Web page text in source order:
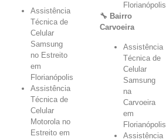
Assistência
Técnica de
Celular
Samsung
no Estreito
em
Florianópolis
Assistência
Técnica de
Celular
Motorola no
Estreito em
Florianópolis
🔧 Bairro
Carvoeira
Assistência
Técnica de
Celular
Samsung
na
Carvoeira
em
Florianópolis
Assistência